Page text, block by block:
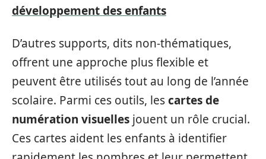
développement des enfants
D’autres supports, dits non-thématiques,
offrent une approche plus flexible et
peuvent être utilisés tout au long de l’année
scolaire. Parmi ces outils, lescartes de
numération visuelles jouent un rôle crucial.
Ces cartes aident les enfants à identifier